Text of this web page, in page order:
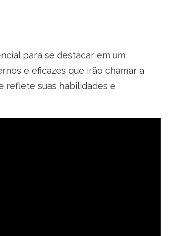
para se destacar em um
e eficazes que irão chamar a
reflete suas habilidades e